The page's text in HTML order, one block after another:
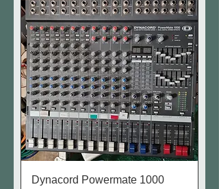
Dynacord Powermate 1000